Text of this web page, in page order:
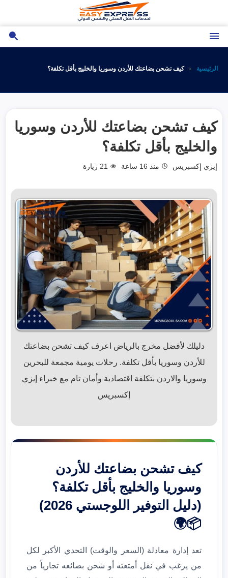
المحتوى
الرئيسية كيف تشحن بضاعتك للأردن وسوريا والخليج بأقل تكلفة؟
كيف تشحن بضاعتك للأردن وسوريا
والخليج بأقل تكلفة؟
إيزي إكسبريس منذ 16 ساعة 21 زيارة
دليلك لأفضل مخرج بالرياض اعرف كيف تشحن بضاعتك
للأردن وسوريا بأقل تكلفة. رحلات يومية مجمعة للبحرين
وسوريا والاردن بتكلفة اقتصادية وأمان تام مع خبراء إيزي
إكسبريس
كيف تشحن بضاعتك للأردن
وسوريا والخليج بأقل تكلفة؟
(دليل التوفير اللوجستي 2026)
📦🌍
تعد إدارة معادلة (السعر والوقت) التحدي الأكبر لكل
من يرغب في نقل أمتعته أو شحن بضائعه تجارياً من